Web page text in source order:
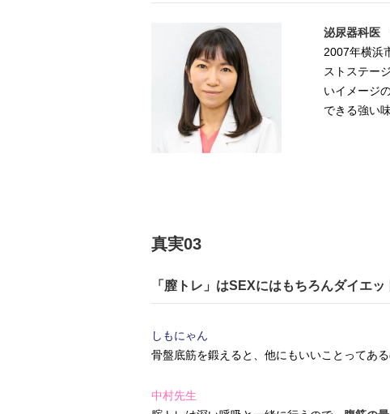
泌尿器科医
2007年横浜
ストステー
いイメージ
できる強い味
真実03
「膣トレ」はSEXにはもちろんダイエ
しもにゃん
骨盤底筋を鍛えると、他にもいいことってあ
中村先生